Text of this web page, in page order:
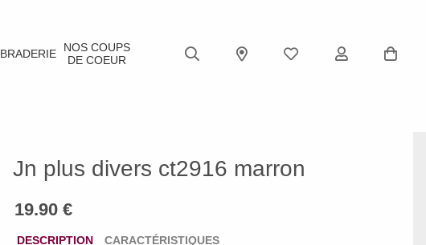
BRADERIE
NOS COUPS
DE COEUR
Jn plus divers ct2916 marron
DESCRIPTION CARACTÉRISTIQUES